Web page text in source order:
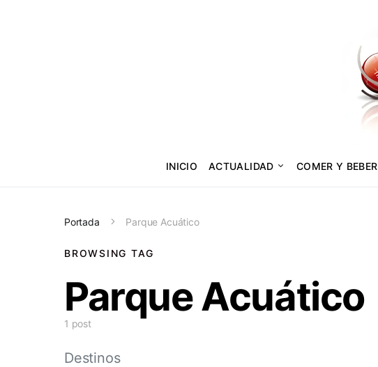
INICIO ACTUALIDAD COMER Y BEBER
Portada Parque Acuático
BROWSING TAG
Parque Acuático
1 post
Destinos